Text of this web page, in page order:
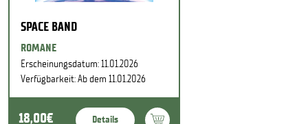
SPACE BAND
ROMANE
Erscheinungsdatum: 11.01.2026
Verfügbarkeit: Ab dem 11.01.2026
18,00€ Details